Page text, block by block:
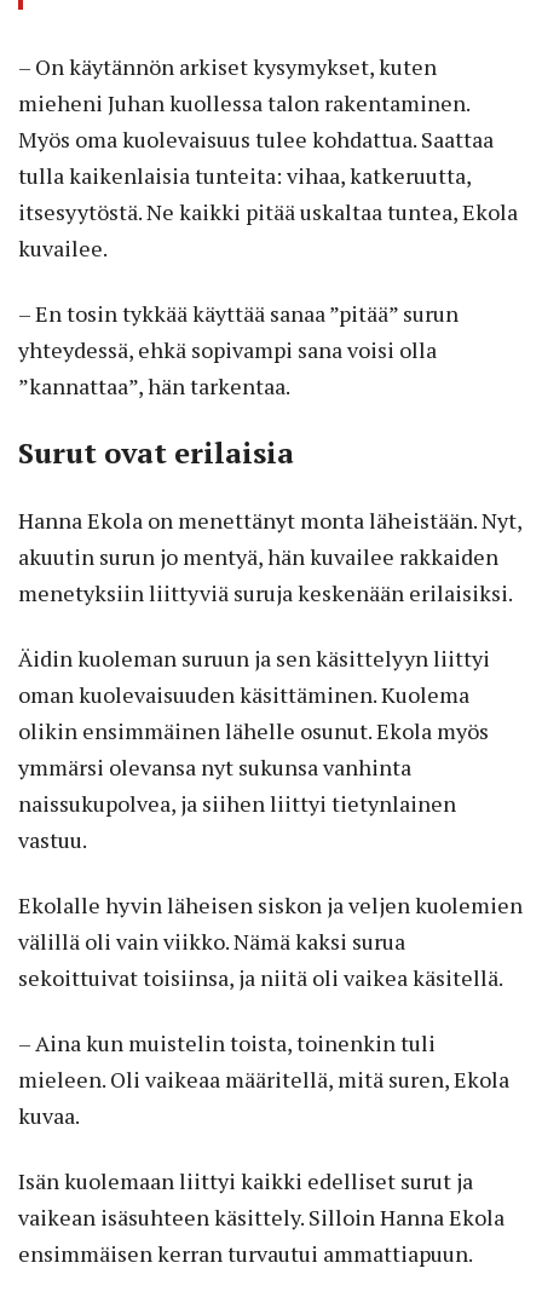
– On käytännön arkiset kysymykset, kuten
mieheni Juhan kuollessa talon rakentaminen.
Myös oma kuolevaisuus tulee kohdattua. Saattaa
tulla kaikenlaisia tunteita: vihaa, katkeruutta,
itsesyytöstä. Ne kaikki pitää uskaltaa tuntea, Ekola
kuvailee.
– En tosin tykkää käyttää sanaa ”pitää” surun
yhteydessä, ehkä sopivampi sana voisi olla
”kannattaa”, hän tarkentaa.
Surut ovat erilaisia
Hanna Ekola on menettänyt monta läheistään. Nyt,
akuutin surun jo mentyä, hän kuvailee rakkaiden
menetyksiin liittyviä suruja keskenään erilaisiksi.
Äidin kuoleman suruun ja sen käsittelyyn liittyi
oman kuolevaisuuden käsittäminen. Kuolema
olikin ensimmäinen lähelle osunut. Ekola myös
ymmärsi olevansa nyt sukunsa vanhinta
naissukupolvea, ja siihen liittyi tietynlainen
vastuu.
Ekolalle hyvin läheisen siskon ja veljen kuolemien
välillä oli vain viikko. Nämä kaksi surua
sekoittuivat toisiinsa, ja niitä oli vaikea käsitellä.
– Aina kun muistelin toista, toinenkin tuli
mieleen. Oli vaikeaa määritellä, mitä suren, Ekola
kuvaa.
Isän kuolemaan liittyi kaikki edelliset surut ja
vaikean isäsuhteen käsittely. Silloin Hanna Ekola
ensimmäisen kerran turvautui ammattiapuun.